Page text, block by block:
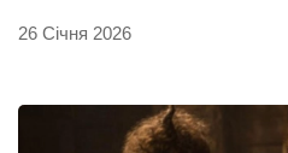
26 Січня 2026